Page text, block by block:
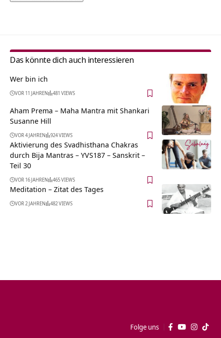
Das könnte dich auch interessieren
Wer bin ich
VOR 11 JAHREN 481 VIEWS
Aham Prema – Maha Mantra mit Shankari
Susanne Hill
VOR 4 JAHREN 924 VIEWS
Aktivierung des Svadhisthana Chakras
durch Bija Mantras – YVS187 – Sanskrit –
Teil 30
VOR 16 JAHREN 465 VIEWS
Meditation – Zitat des Tages
VOR 2 JAHREN 482 VIEWS
Folge uns